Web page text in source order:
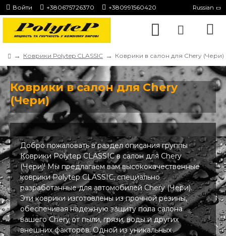
Войти +380675726370 +380991560420 Russian
Коврики Polytep CLASSIC Коврики в салон для Chery (Чери)
Коврики в салон для Chery
(Чери)
Добро пожаловать в раздел описания группы
Коврики Polytep CLASSIC в салон для Chery
(Чери)! Мы предлагаем вам высококачественные
коврики Polytep CLASSIC, специально
разработанные для автомобилей Chery (Чери).
Эти коврики изготовлены из прочной резины,
обеспечивая надежную защиту пола салона
вашего Chery от пыли, грязи, воды и других
внешних факторов. Одной из уникальных